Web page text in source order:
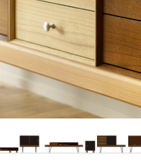
検索